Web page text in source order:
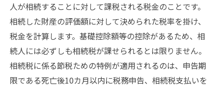
人が相続することに対して課税される税金のことです。
相続した財産の評価額に対して決められた税率を掛け、
税金を計算します。基礎控除額等の控除があるため、相
続人には必ずしも相続税が課せられるとは限りません。
相続税に係る節税ための特例が適用されるのは、申告期
限である死亡後10カ月以内に税務申告、相続税支払いを